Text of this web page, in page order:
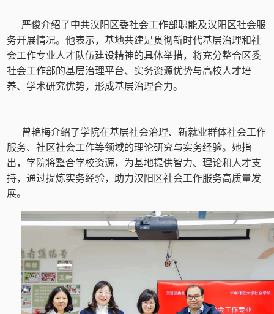
严俊介绍了中共汉阳区委社会工作部职能及汉阳区社会服
务开展情况。他表示，基地共建是贯彻新时代基层治理和社
会工作专业人才队伍建设精神的具体举措，将充分整合区委
社会工作部的基层治理平台、实务资源优势与高校人才培
养、学术研究优势，形成基层治理合力。
曾艳梅介绍了学院在基层社会治理、新就业群体社会工作
服务、社区社会工作等领域的理论研究与实务经验。她指
出，学院将整合学校资源，为基地提供智力、理论和人才支
持，通过提炼实务经验，助力汉阳区社会工作服务高质量发
展。